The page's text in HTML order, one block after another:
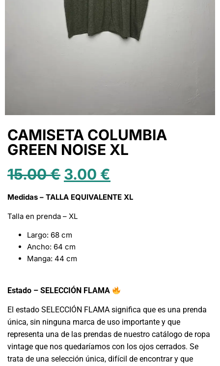
CAMISETA COLUMBIA
GREEN NOISE XL
15.00€ 3.00 €
Medidas – TALLA EQUIVALENTE XL
Talla en prenda – XL
Largo: 68 cm
Ancho: 64 cm
Manga: 44 cm
Estado – SELECCIÓN FLAMA
El estado SELECCIÓN FLAMA significa que es una prenda
única, sin ninguna marca de uso importante y que
representa una de las prendas de nuestro catálogo de ropa
vintage que nos quedaríamos con los ojos cerrados. Se
trata de una selección única, difícil de encontrar y que